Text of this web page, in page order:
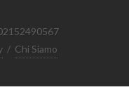
/ Chi Siamo